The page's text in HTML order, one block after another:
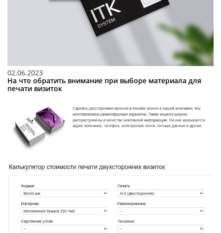
02.06.2023
На что обратить внимание при выборе материала для
печати визиток